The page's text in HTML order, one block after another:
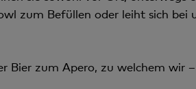
zum Befüllen oder leiht sich bei
zum Apero, zu welchem wir